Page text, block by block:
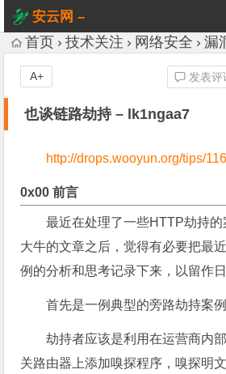
安云网 –
AnYun.ORG
首页 技术关注 网络安全 漏
也谈链路劫持 – lk1ngaa7
发表评
A+
http://drops.wooyun.org/tips/
0x00 前言
最近在处理了一些HTTP劫持
大牛的文章之后，觉得有必要把最
例的分析和思考记录下来，以留作日
首先是一例典型的旁路劫持案例
劫持者应该是利用在运营商内
关路由器上添加嗅探程序，嗅探明